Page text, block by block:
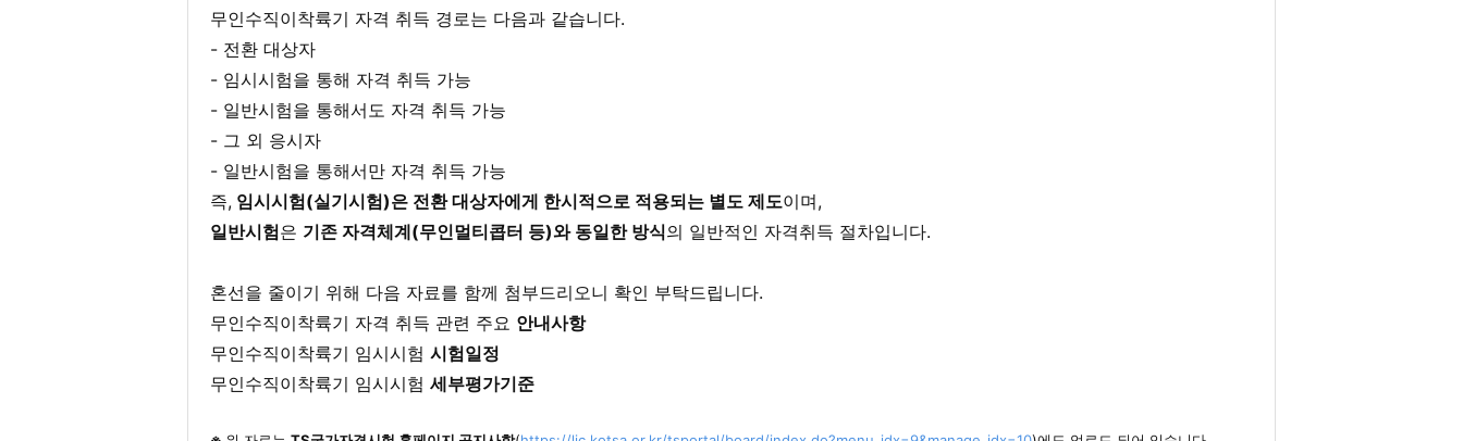
무인수직이착륙기 자격 취득 경로는 다음과 같습니다.
- 전환 대상자
- 임시시험을 통해 자격 취득 가능
- 일반시험을 통해서도 자격 취득 가능
- 그 외 응시자
- 일반시험을 통해서만 자격 취득 가능
즉, 임시시험(실기시험)은 전환 대상자에게 한시적으로 적용되는 별도 제도이며,
일반시험은 기존 자격체계(무인멀티콥터 등)와 동일한 방식의 일반적인 자격취득 절차입니다.
혼선을 줄이기 위해 다음 자료를 함께 첨부드리오니 확인 부탁드립니다.
무인수직이착륙기 자격 취득 관련 주요 안내사항
무인수직이착륙기 임시시험 시험일정
무인수직이착륙기 임시시험 세부평가기준